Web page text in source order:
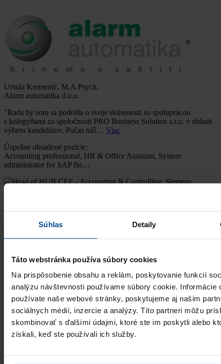
Súhlas Detaily
Táto webstránka používa súbory cookies
Na prispôsobenie obsahu a reklám, poskytovanie funkcií
analýzu návštevnosti používame súbory cookie. Informácie
používate naše webové stránky, poskytujeme aj našim
sociálnych médií, inzercie a analýzy. Títo partneri môžu
skombinovať s ďalšími údajmi, ktoré ste im poskytli alebo
získali, keď ste používali ich služby.
Ursula Kremenić, M.A.Psych.
Alarm automatika d.o.o.
"Rada by som sa podelila o svoje skúsenosti so spoluprácou
s kolegyňami zo spoločnosti PRO Business Solution s.r.o. v oblasti
výberu kandidátov. Počas náš… Viac
Úspešne obsadené pozície:
Accounting professional, HR & Office Assistant, System
administrator for SAP fin…
Vedúci/vedúca pre obchod a marketing